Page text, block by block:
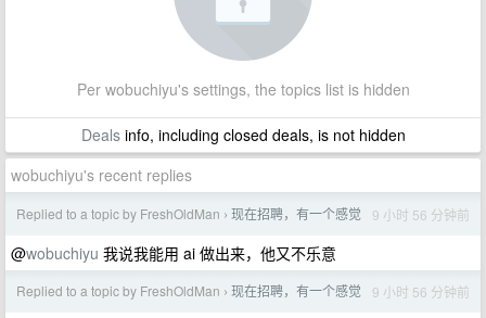
Per wobuchiyu's settings, the topics list is hidden
Dealsinfo, including closed deals, is not hidden
wobuchiyu's recent replies
Replied to a topic by FreshOldMan › 现在招聘，有一个感觉 9 小时 56 分钟前
@wobuchiyu 我说我能用 ai 做出来，他又不乐意
Replied to a topic by FreshOldMan › 现在招聘，有一个感觉 9 小时 56 分钟前